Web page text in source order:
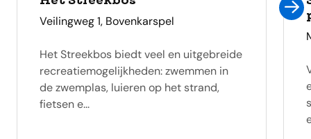
adres
Veilingweg 1, Bovenkarspel
Het Streekbos biedt veel en uitgebreide
recreatiemogelijkheden: zwemmen in
de zwemplas, luieren op het strand,
fietsen e...